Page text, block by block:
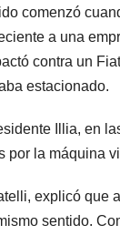
comenzó
a una
contra un
estacionado.
Illia, en
por la máquina
explicó que
sentido.